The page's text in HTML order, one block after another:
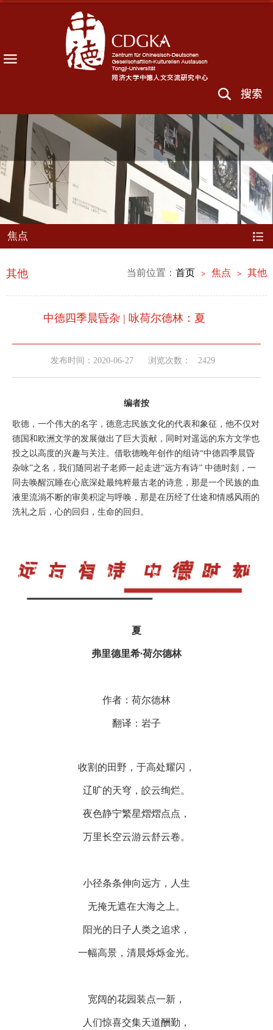
焦点
当前位置： 首页 焦点 其他
其他
中德四季晨昏杂 | 咏荷尔德林：夏
发布时间：2020-06-27 浏览次数： 2429
编者按
歌德，一个伟大的名字，德意志民族文化的代表和象征，他不仅对
德国和欧洲文学的发展做出了巨大贡献，同时对遥远的东方文学也
投之以高度的兴趣与关注。借歌德晚年创作的组诗“中德四季晨昏
杂咏”之名，我们随同岩子老师一起走进“远方有诗” 中德时刻，一
同去唤醒沉睡在心底深处最纯粹最古老的诗意，那是一个民族的血
液里流淌不断的审美积淀与呼唤，那是在历经了仕途和情感风雨的
洗礼之后，心的回归，生命的回归。
夏
弗里德里希∙荷尔德林
作者：荷尔德林
翻译：岩子
收割的田野，于高处耀闪，
辽旷的天穹，皎云绚烂。
夜色静宁繁星熠熠点点，
万里长空云游云舒云卷。
小径条条伸向远方，人生
无掩无遮在大海之上。
阳光的日子人类之追求，
一幅高景，清晨烁烁金光。
宽阔的花园装点一新，
人们惊喜交集天道酬勤，